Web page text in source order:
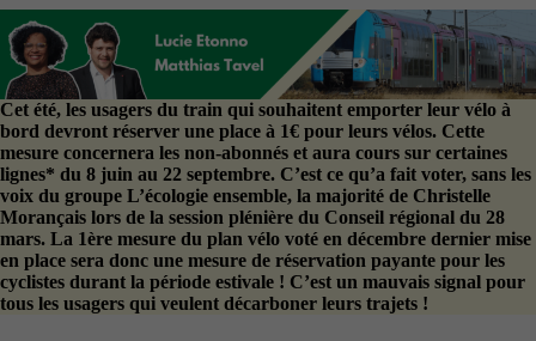
Cet été, les usagers du train qui souhaitent emporter leur vélo à
bord devront réserver une place à 1€ pour leurs vélos. Cette
mesure concernera les non-abonnés et aura cours sur certaines
lignes* du 8 juin au 22 septembre. C’est ce qu’a fait voter, sans les
voix du groupe L’écologie ensemble, la majorité de Christelle
Morançais lors de la session plénière du Conseil régional du 28
mars. La 1ère mesure du plan vélo voté en décembre dernier mise
en place sera donc une mesure de réservation payante pour les
cyclistes durant la période estivale ! C’est un mauvais signal pour
tous les usagers qui veulent décarboner leurs trajets !